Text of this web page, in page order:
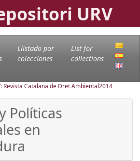
URV
Llistado por
colecciones
List for
collections
Revista Catalana de Dret Ambiental2014
Políticas
en